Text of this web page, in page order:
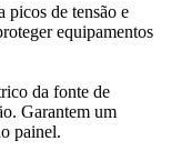
picos de tensão e
equipamentos
da fonte de
Garantem um
painel.